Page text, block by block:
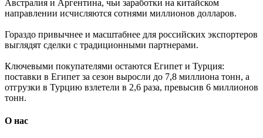
Австралия и Аргентина, чьи заработки на китайском
направлении исчисляются сотнями миллионов долларов.
Гораздо привычнее и масштабнее для российских экспортеров
выглядят сделки с традиционными партнерами.
Ключевыми покупателями остаются Египет и Турция:
поставки в Египет за сезон выросли до 7,8 миллиона тонн, а
отгрузки в Турцию взлетели в 2,6 раза, превысив 6 миллионов
тонн.
О нас